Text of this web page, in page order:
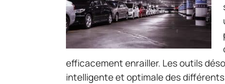
efficacement enrailler. Les outils
intelligente et optimale des